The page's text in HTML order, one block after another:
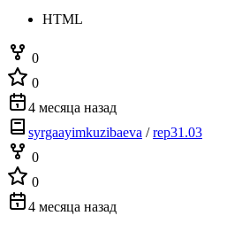
HTML
0
0
4 месяца назад
syrgaayimkuzibaeva /rep31.03
0
0
4 месяца назад